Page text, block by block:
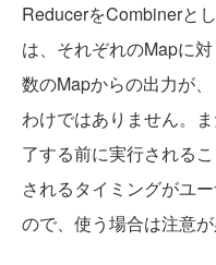
ReducerをCombinerと
は、それぞれのMapに
数のMapからの出力が
わけではありません。
了する前に実行される
されるタイミングがユ
ので、使う場合は注意が